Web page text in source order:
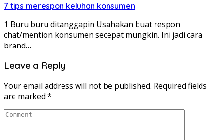
7 tips merespon keluhan konsumen
1 Buru buru ditanggapin Usahakan buat respon
chat/mention konsumen secepat mungkin. Ini jadi cara
brand…
Leave a Reply
Your email address will not be published. Required fields
are marked *